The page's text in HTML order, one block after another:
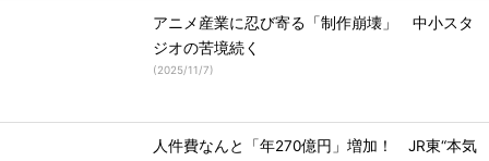
アニメ産業に忍び寄る「制作崩壊」 中小スタ
ジオの苦境続く
(2025/11/7)
人件費なんと「年270億円」増加！ JR東“本気